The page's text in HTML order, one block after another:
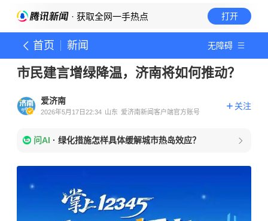
· 获取全网一手热点 打开
首页 新闻 无障碍
市民建言增绿降温，济南将如何推动？
爱济南
2026年5月17日22:34 山东 爱济南新闻客户端官方账号
关注
问AI · 绿化措施怎样具体缓解城市热岛效应？